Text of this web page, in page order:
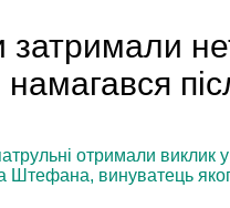
отримали
Штефана, винуватець